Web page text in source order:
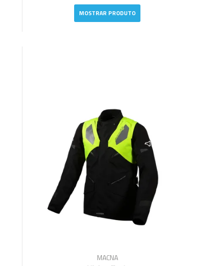
MOSTRAR PRODUTO
MACNA